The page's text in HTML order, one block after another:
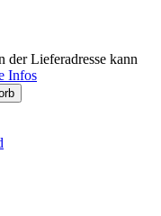
der Lieferadresse kann
Infos